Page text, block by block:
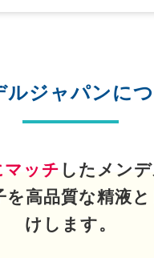
ルジャパンに
マッチ したメン
を高品質な精液
けします。